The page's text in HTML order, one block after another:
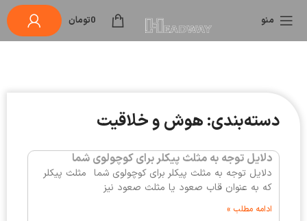
منو 0تومان
دسته‌بندی: هوش و خلاقیت
دلایل توجه به مثلث پیکلر برای کوچولوی شما
دلایل توجه به مثلث پیکلر برای کوچولوی شما مثلث پیکلر
که به عنوان قاب صعود یا مثلث صعود نیز
ادامه مطلب »